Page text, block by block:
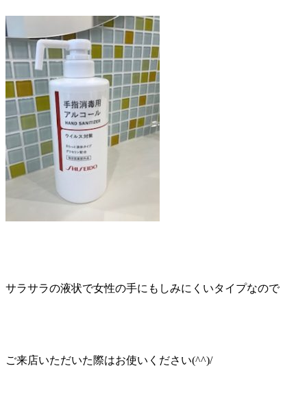
サラサラの液状で女性の手にもしみにくいタイプなので
ご来店いただいた際はお使いください(^^)/